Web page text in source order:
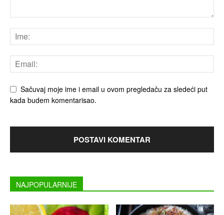
Sačuvaj moje ime i email u ovom pregledaču za sledeći put
kada budem komentarisao.
NAJPOPULARNIJE